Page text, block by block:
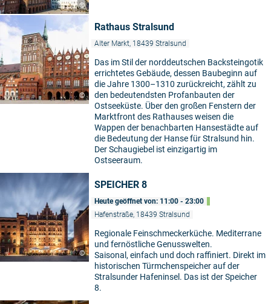
©
©
Rathaus Stralsund
Alter Markt, 18439 Stralsund
Das im Stil der norddeutschen Backsteingotik
errichtetes Gebäude, dessen Baubeginn auf
die Jahre 1300–1310 zurückreicht, zählt zu
den bedeutendsten Profanbauten der
Ostseeküste. Über den großen Fenstern der
Marktfront des Rathauses weisen die
Wappen der benachbarten Hansestädte auf
die Bedeutung der Hanse für Stralsund hin.
Der Schaugiebel ist einzigartig im
Ostseeraum.
©
SPEICHER 8
Heute geöffnet von: 11:00 - 23:00
Hafenstraße, 18439 Stralsund
Regionale Feinschmeckerküche. Mediterrane
und fernöstliche Genusswelten.
Saisonal, einfach und doch raffiniert. Direkt im
historischen Türmchenspeicher auf der
Stralsunder Hafeninsel. Das ist der Speicher
8.